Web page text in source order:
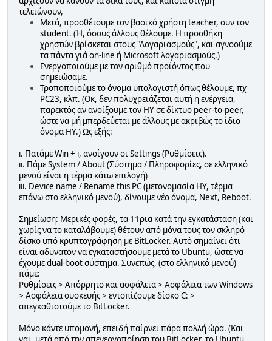
τελειώνουν,
Μετά, προσθέτουμε τον βασικό χρήστη teacher, συν τον
student. (Ή, όσους άλλους θέλουμε. Η προσθήκη
χρηστών βρίσκεται στους "Λογαριασμούς", και αγνοούμε
τα πάντα γιά on-line ή Microsoft λογαριασμούς.)
Ενεργοποιούμε με τον αριθμό προϊόντος που
σημειώσαμε.
Τροποποιούμε το όνομα υπολογιστή όπως θέλουμε, πχ
PC23, κλπ. (Οκ, δεν πολυχρειάζεται αυτή η ενέργεια,
παρεκτός αν ανοίξουμε τον ΗΥ σε δίκτυο peer-to-peer,
ώστε να μή μπερδεύεται με άλλους με ακριβώς το ίδιο
όνομα ΗΥ.) Ως εξής:
i. Πατάμε Win + i, ανοίγουν οι Settings (Ρυθμίσεις).
ii. Πάμε System / About (Σύστημα / Πληροφορίες, σε ελληνικό
μενού είναι η τέρμα κάτω επιλογή)
iii. Device name / Rename this PC (μετονομασία ΗΥ, τέρμα
επάνω στο ελληνικό μενού), δίνουμε νέο όνομα, Next, Reboot.
Σημείωση: Μερικές φορές, τα 11ρια κατά την εγκατάσταση (και
χωρίς να το καταλάβουμε) θέτουν από μόνα τους τον σκληρό
δίσκο υπό κρυπτογράφηση με BitLocker. Αυτό σημαίνει ότι
είναι αδύνατον να εγκαταστήσουμε μετά το Ubuntu, ώστε να
έχουμε dual-boot σύστημα. Συνεπώς, (στο ελληνικό μενού)
πάμε:
Ρυθμίσεις > Απόρρητο και ασφάλεια > Ασφάλεια των Windows
> Ασφάλεια συσκευής > εντοπίζουμε δίσκο C: >
απεγκαθιστούμε το BitLocker.
Μόνο κάντε υπομονή, επειδή παίρνει πάρα πολλή ώρα. (Και